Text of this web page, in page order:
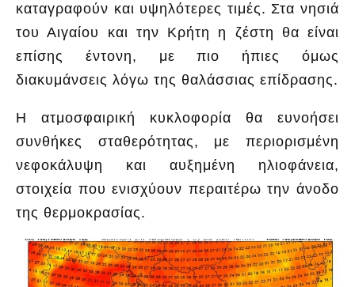
καταγραφούν και υψηλότερες τιμές. Στα νησιά
του Αιγαίου και την Κρήτη η ζέστη θα είναι
επίσης έντονη, με πιο ήπιες όμως
διακυμάνσεις λόγω της θαλάσσιας επίδρασης.
Η ατμοσφαιρική κυκλοφορία θα ευνοήσει
συνθήκες σταθερότητας, με περιορισμένη
νεφοκάλυψη και αυξημένη ηλιοφάνεια,
στοιχεία που ενισχύουν περαιτέρω την άνοδο
της θερμοκρασίας.